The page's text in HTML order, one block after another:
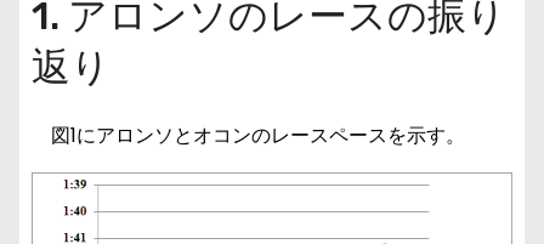
1. アロンソのレースの振り
返り
図1にアロンソとオコンのレースペースを示す。